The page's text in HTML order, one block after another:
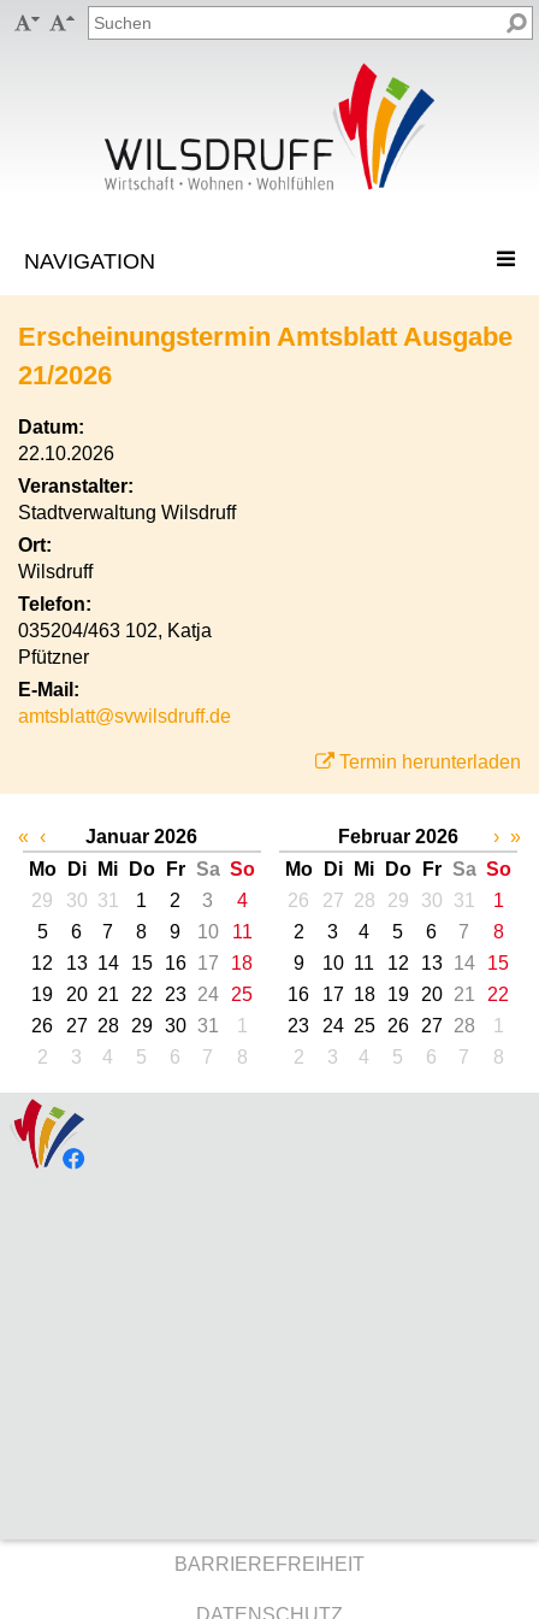
 
Erscheinungstermin Amtsblatt Ausgabe
21/2026
Datum:
22.10.2026
Veranstalter:
Stadtverwaltung Wilsdruff
Ort:
Wilsdruff
Telefon:
035204/463 102, Katja
Pfützner
E-Mail:
amtsblatt@svwilsdruff.de
Termin herunterladen
« ‹
Januar 2026
Mo
Di Mi Do Fr Sa So
29
30 31 1 2 3
4
5
6 7 8 9 10
11
12
13 14 15 16 17
18
19
20 21 22 23 24
25
26
27 28 29 30 31
1
2
3 4 5 6 7 8
Februar 2026
Mo
Di Mi Do Fr Sa So
26
27 28 29 30 31
1
2
3 4 5 6 7
8
9
10 11 12 13 14
15
16
17 18 19 20 21
22
23
24 25 26 27 28
1
2
3 4 5 6 7 8
› »
BARRIEREFREIHEIT
DATENSCHUTZ